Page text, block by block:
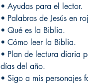
• Ayudas para el lector.
• Palabras de Jesús en
• Qué es la Biblia.
• Cómo leer la Biblia.
• Plan de lectura diaria
días del año.
• Sigo a mis personajes